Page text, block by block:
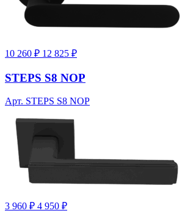
10 260 ₽ 12 825 ₽
STEPS S8 NOP
Арт. STEPS S8 NOP
3 960 ₽ 4 950 ₽